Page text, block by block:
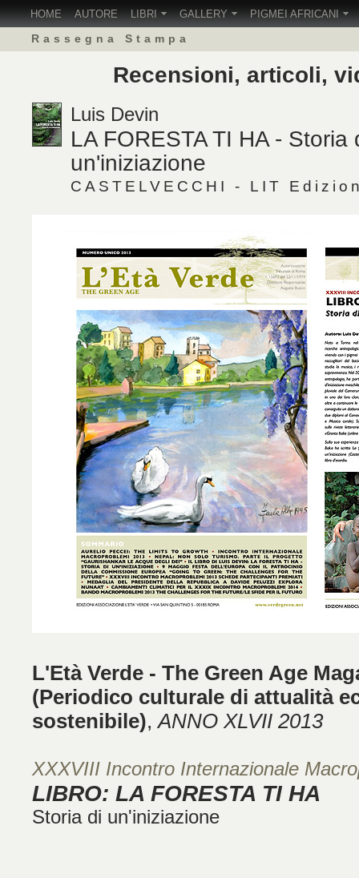
Rassegna Stampa
Recensioni, articoli,
Luis Devin
LA FORESTA TI HA - Storia
un'iniziazione
CASTELVECCHI - LIT
L'Età Verde - The Green Age
(Periodico culturale di attualità
sostenibile),ANNO XLVII 2013
XXXVIII Incontro Internazionale
LIBRO: LA FORESTA TI HA
Storia di un'iniziazione
HOME AUTORE LIBRI GALLERY PIGMEI AFRICANI